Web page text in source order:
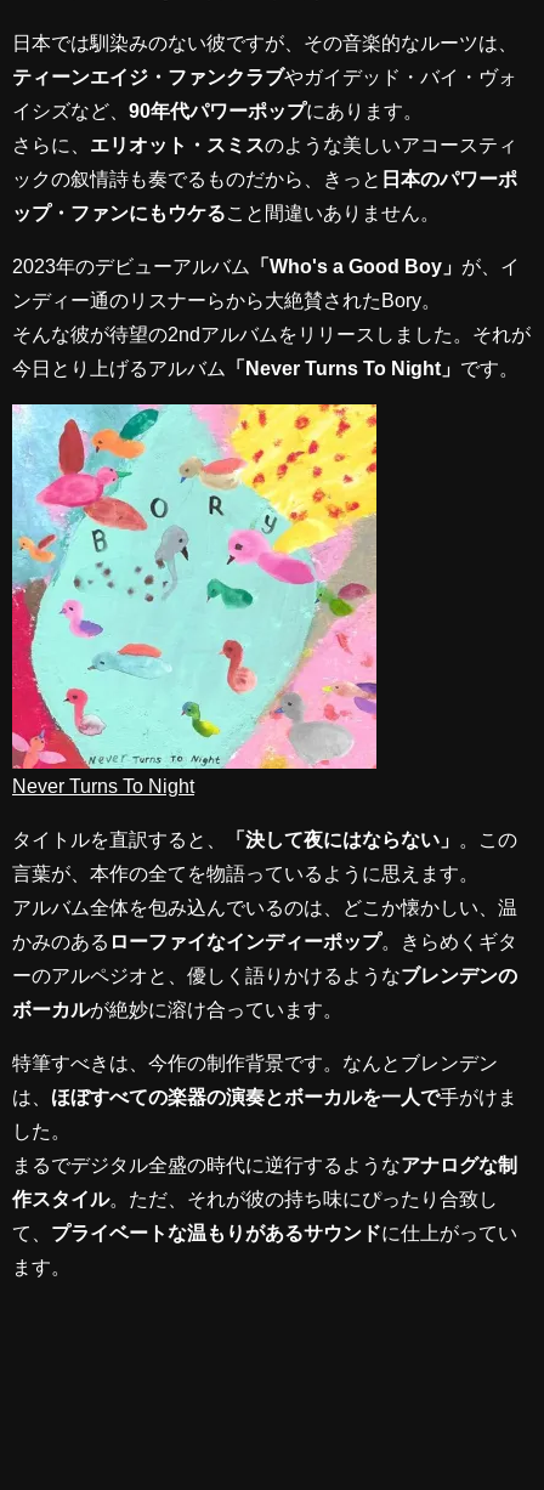
日本では馴染みのない彼ですが、その音楽的なルーツは、
ティーンエイジ・ファンクラブやガイデッド・バイ・ヴォ
イシズなど、 90年代パワーポップにあります。
さらに、
エリオット・スミスのような美しいアコースティ
ックの叙情詩も奏でるものだから、きっと 日本のパワーポ
ップ・ファンにもウケる こと間違いありません。
2023年のデビューアルバム 「Who's a Good Boy」 が、イ
ンディー通のリスナーらから大絶賛されたBory。
そんな彼が待望の2ndアルバムをリリースしました。それが
今日とり上げるアルバム
「Never Turns To Night」 です。
Never Turns To Night
タイトルを直訳すると、 「決して夜にはならない」
。この
言葉が、本作の全てを物語っているように思えます。
アルバム全体を包み込んでいるのは、どこか懐かしい、温
かみのある ローファイなインディーポップ。きらめくギタ
ーのアルペジオと、優しく語りかけるようなブレンデンの
ボーカルが絶妙に溶け合っています。
特筆すべきは、今作の制作背景です。なんとブレンデン
は、 ほぼすべての楽器の演奏とボーカルを一人で手がけま
した。
まるでデジタル全盛の時代に逆行するようなアナログな制
作スタイル。ただ、それが彼の持ち味にぴったり合致し
て、 プライベートな温もりがあるサウンドに仕上がってい
ます。